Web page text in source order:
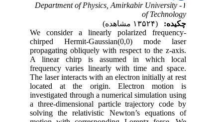
۱- Department of Physics, Amirkabir University
of Technology
چکیده:
We consider a linearly polarized frequency-
chirped Hermit-Gaussian(0,0) mode laser
propagating obliquely with respect to the z-axis.
A linear chirp is assumed in which local
frequency varies linearly with time and space.
The laser interacts with an electron initially at rest
located at the origin. Electron motion is
investigated through a numerical simulation using
a three-dimensional particle trajectory code by
solving the relativistic Newton’s equations of